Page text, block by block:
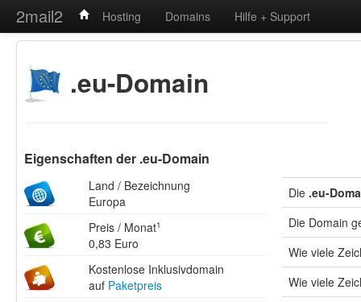
2mail2 Hosting Domains Hilfe + Support
.eu-Domain
Eigenschaften der .eu-Domain
Land / Bezeichnung
Europa
Preis / Monat1
0,83 Euro
Kostenlose Inklusivdomain
auf Paketpreis
Die .eu-
Die Domain
Wie viele
Wie viele